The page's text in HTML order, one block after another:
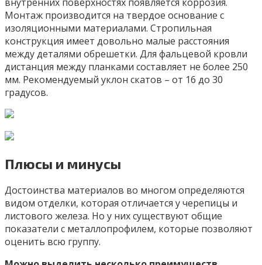
Монтаж производится на твердое основание с
изоляционными материалами. Стропильная
конструкция имеет довольно малые расстояния
между деталями обрешетки. Для фальцевой кровли
дистанция между планками составляет не более 250
мм. Рекомендуемый уклон скатов – от 16 до 30
градусов.
Плюсы и минусы
Достоинства материалов во многом определяются
видом отделки, которая отличается у черепицы и
листового железа. Но у них существуют общие
показатели с металлопрофилем, которые позволяют
оценить всю группу.